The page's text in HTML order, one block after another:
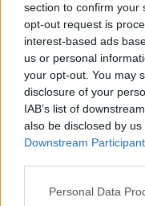
section to confirm your
opt-out request is
interest-based ads
us or personal
your opt-out. You may
disclosure of your
IAB’s list of
also be disclosed by
Downstream
Personal Data